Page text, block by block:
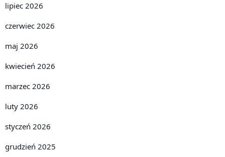
lipiec 2026
czerwiec 2026
maj 2026
kwiecień 2026
marzec 2026
luty 2026
styczeń 2026
grudzień 2025